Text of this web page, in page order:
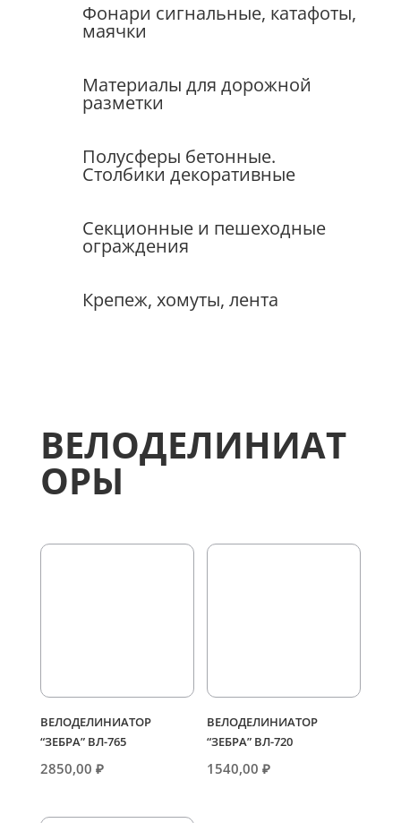
Фонари сигнальные, катафоты,
маячки
Материалы для дорожной
разметки
Полусферы бетонные.
Столбики декоративные
Секционные и пешеходные
ограждения
Крепеж, хомуты, лента
ВЕЛОДЕЛИНИАТ
ОРЫ
ВЕЛОДЕЛИНИАТОР
“ЗЕБРА” ВЛ-765
2850,00 ₽
ВЕЛОДЕЛИНИАТОР
“ЗЕБРА” ВЛ-720
1540,00₽